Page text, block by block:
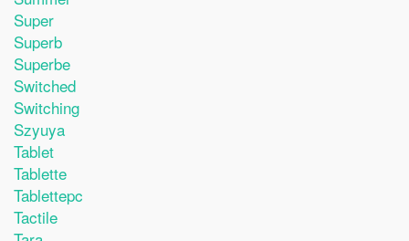
Super
Superb
Superbe
Switched
Switching
Szyuya
Tablet
Tablette
Tablettepc
Tactile